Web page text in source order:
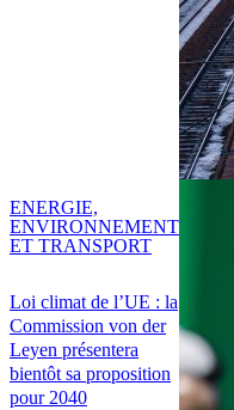
Loi climat de l’UE : la
Commission von der
Leyen présentera
bientôt sa proposition
pour 2040
ENERGIE,
ENVIRONNEMENT
ET TRANSPORT